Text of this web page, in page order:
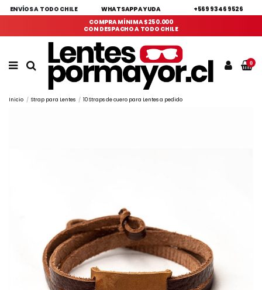
ENVÍOS A TODO CHILE WHATSAPP AYUDA
+569 9346 9526
COMPRA MÍNIMA $250.000
CON DESPACHO A TODO CHILE
0
Inicio Strap para Lentes 10 Straps de cuero para Lentes a pedido